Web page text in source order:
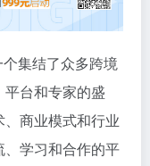
集结了众多跨境
台和专家的盛
商业模式和行业
学习和合作的平